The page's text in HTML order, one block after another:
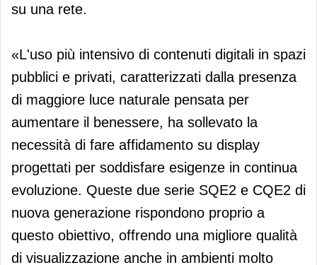
su una rete.
«L'uso più intensivo di contenuti digitali in spazi
pubblici e privati, caratterizzati dalla presenza
di maggiore luce naturale pensata per
aumentare il benessere, ha sollevato la
necessità di fare affidamento su display
progettati per soddisfare esigenze in continua
evoluzione. Queste due serie SQE2 e CQE2 di
nuova generazione rispondono proprio a
questo obiettivo, offrendo una migliore qualità
di visualizzazione anche in ambienti molto